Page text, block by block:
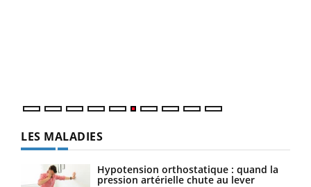
LES MALADIES
Hypotension orthostatique : quand la
pression artérielle chute au lever